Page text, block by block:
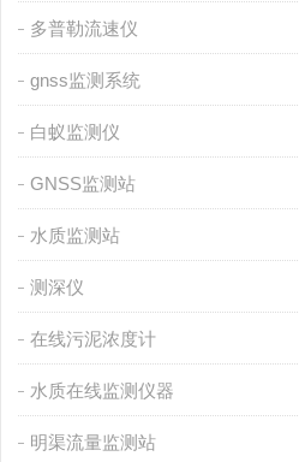
多普勒流速仪
gnss监测系统
白蚁监测仪
GNSS监测站
水质监测站
测深仪
在线污泥浓度计
水质在线监测仪器
明渠流量监测站